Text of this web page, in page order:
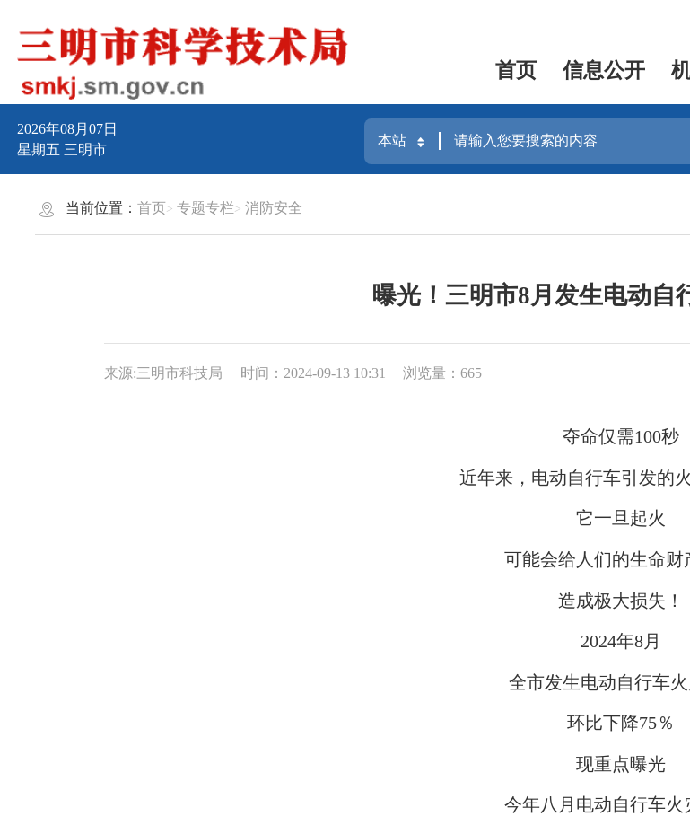
首页 信息公开
2026年08月07日
星期五 三明市
当前位置：首页 专题专栏 消防安全
曝光！三明市8月发生电动自
来源:三明市科技局 时间：2024-09-13 10:31 浏览量：665
夺命仅需100秒
近年来，电动自行车引发的火
它一旦起火
可能会给人们的生命财
造成极大损失！
2024年8月
全市发生电动自行车火
环比下降75％
现重点曝光
今年八月电动自行车火